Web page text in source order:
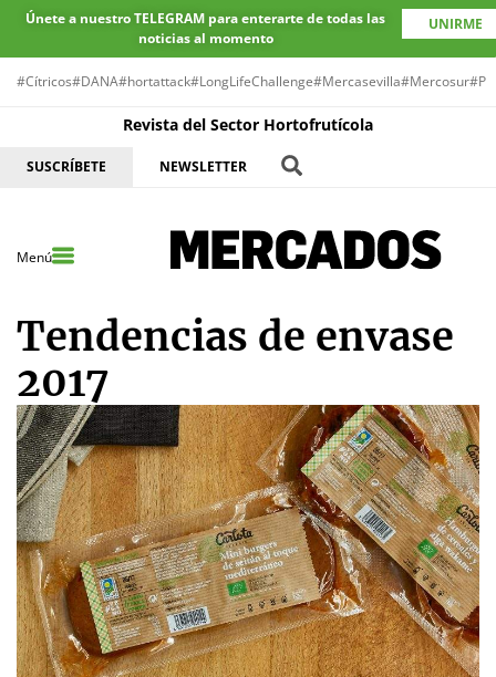
Únete a nuestro TELEGRAM para enterarte de todas las
noticias al momento
UNIRME
#Cítricos#DANA#hortattack#LongLifeChallenge#Mercasevilla#Mercosur
Revista del Sector Hortofrutícola
SUSCRÍBETE NEWSLETTER
Menú
Tendencias de envase
2017